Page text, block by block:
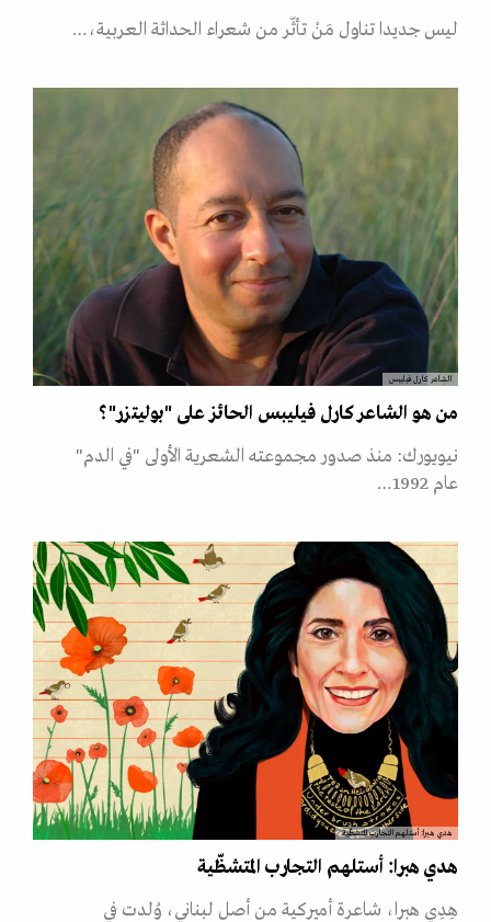
ليس جديدا تناول مَنْ تأثّر من شعراء الحداثة العربية،…
الشاعر كارل فيليبس
من هو الشاعر كارل فيليبس الحائز على "بوليتزر"؟
نيويورك: منذ صدور مجموعته الشعرية الأولى "في الدم"
عام 1992…
هدي هبرا: أستلهم التجارب المتشظّية
هدي هبرا: أستلهم التجارب المتشظّية
هِدِي هبرا، شاعرة أميركية من أصل لبناني، وُلدت في